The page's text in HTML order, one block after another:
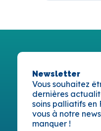
Newsletter
Vous souhaitez
dernières
soins palliatifs en
vous à notre
manquer !